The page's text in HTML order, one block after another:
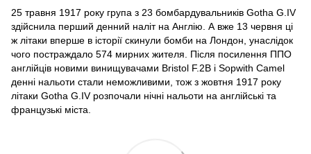
25 травня 1917 року група з 23 бомбардувальників Gotha G.IV
здійснила перший денний наліт на Англію. А вже 13 червня ці
ж літаки вперше в історії скинули бомби на Лондон, унаслідок
чого постраждало 574 мирних жителя. Після посилення ППО
англійців новими винищувачами Bristol F.2B і Sopwith Camel
денні нальоти стали неможливими, тож з жовтня 1917 року
літаки Gotha G.IV розпочали нічні нальоти на англійські та
французькі міста.